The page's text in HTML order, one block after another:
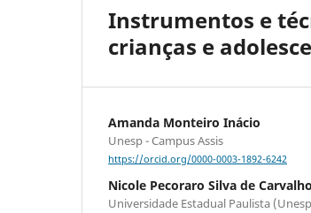
Instrumentos e
crianças e
Amanda Monteiro Inácio
Unesp - Campus Assis
https://orcid.org/0000-0003-1892-6242
Nicole Pecoraro Silva de
Universidade Estadual Paulista